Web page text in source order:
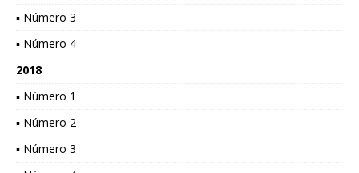
▪ Número 3
▪ Número 4
2018
▪ Número 1
▪ Número 2
▪ Número 3